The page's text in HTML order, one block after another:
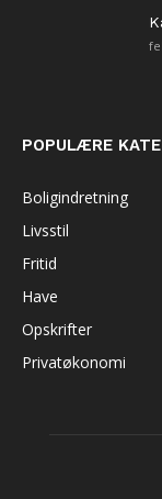
POPULÆRE
Boligindretning
Livsstil
Fritid
Have
Opskrifter
Privatøkonomi